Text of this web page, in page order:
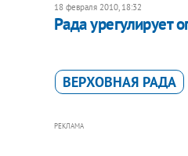
18 февраля 2010, 18:32
Рада урегулирует
ВЕРХОВНАЯ РАДА
РЕКЛАМА